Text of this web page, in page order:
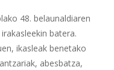
48. belaunaldiaren
batera.
ikasleak benetako
abesbatza,